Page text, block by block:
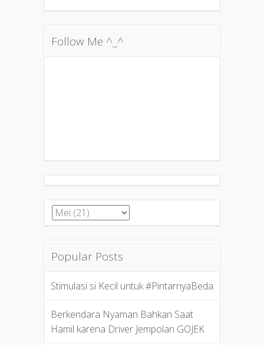
Follow Me ^_^
Popular Posts
Stimulasi si Kecil untuk #PintarnyaBeda
Berkendara Nyaman Bahkan Saat
Hamil karena Driver Jempolan GOJEK